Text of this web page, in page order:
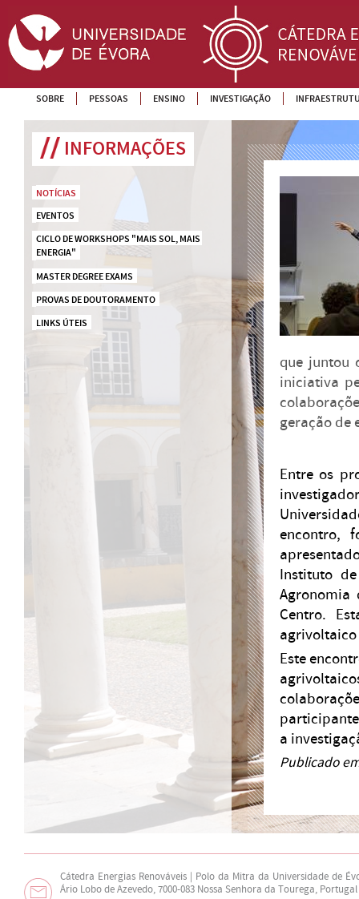
SOBRE PESSOAS ENSINO INVESTIGAÇÃO
INFORMAÇÕES
NOTÍCIAS
EVENTOS
CICLO DE WORKSHOPS "MAIS SOL, MAIS
ENERGIA"
MASTER DEGREE EXAMS
PROVAS DE DOUTORAMENTO
LINKS ÚTEIS
que juntou
iniciativa
geração de
Entre os
encontro,
Instituto
Agronomia
Centro.
Este
a
Publicado
Cátedra Energias Renováveis | Polo da Mitra da Universidade de
Ário Lobo de Azevedo, 7000-083 Nossa Senhora da Tourega, Portugal